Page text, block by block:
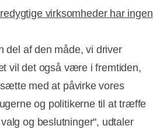
virksomheder har ingen
del af den måde, vi driver
vil det også være i fremtiden,
med at påvirke vores
og politikerne til at træffe
og beslutninger", udtaler